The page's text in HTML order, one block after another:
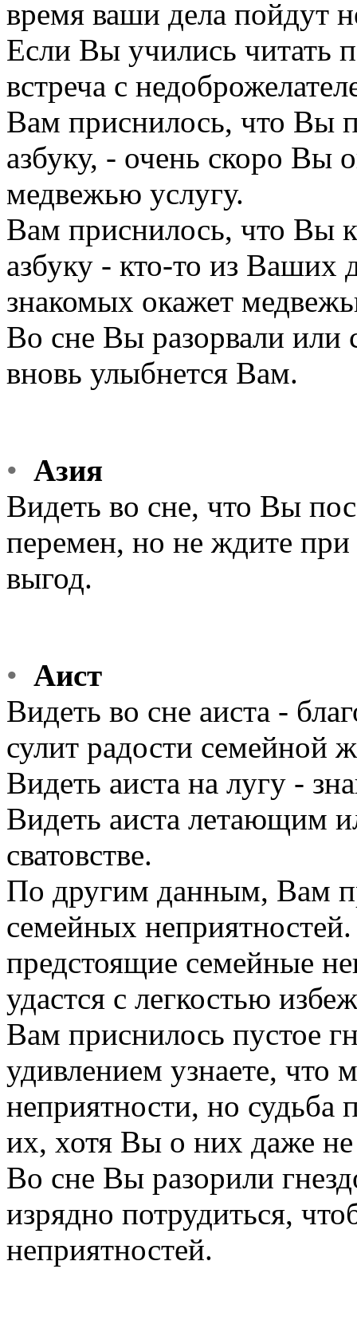
время ваши дела пойдут
Если Вы учились читать
встреча с
Вам приснилось, что Вы
азбуку, - очень скоро Вы
медвежью услугу.
Вам приснилось, что Вы
азбуку - кто-то из Ваших
знакомых окажет
Во сне Вы разорвали или
вновь улыбнется Вам.
• Азия
Видеть во сне, что Вы
перемен, но не ждите
выгод.
• Аист
Видеть во сне аиста -
сулит радости семейной
Видеть аиста на лугу -
Видеть аиста летающим
сватовстве.
По другим данным, Вам
семейных
предстоящие семейные
удастся с легкостью
Вам приснилось пустое
удивлением узнаете, что
неприятности, но судьба
их, хотя Вы о них даже не
Во сне Вы разорили
изрядно потрудиться,
неприятностей.